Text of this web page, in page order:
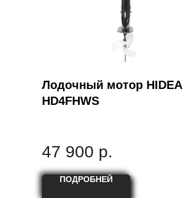
Лодочный мотор HIDEA
HD4FHWS
47 900 р.
ПОДРОБНЕЙ